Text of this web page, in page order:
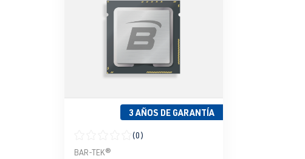
3 AÑOS DE GARANTÍA
Calificación promedio de 0 de 5 estrellas
(0)
BAR-TEK®